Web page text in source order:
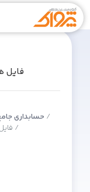
فایل
حسابداری